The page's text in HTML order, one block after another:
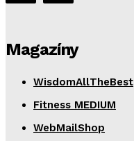
Magazíny
WisdomAllTheBest
Fitness MEDIUM
WebMailShop